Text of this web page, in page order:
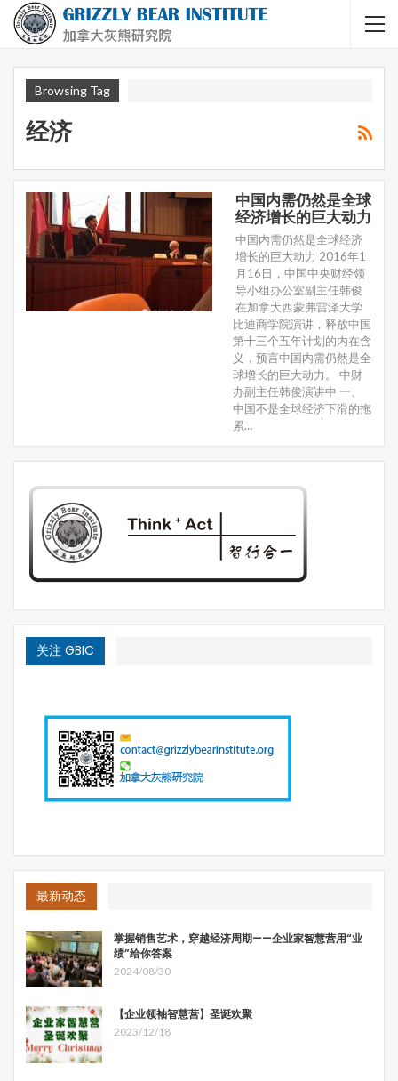
Browsing Tag
经济
中国内需仍然是全球
经济增长的巨大动力
中国内需仍然是全球经济
增长的巨大动力 2016年1
月16日，中国中央财经领
导小组办公室副主任韩俊
在加拿大西蒙弗雷泽大学
比迪商学院演讲，释放中国
第十三个五年计划的内在含
义，预言中国内需仍然是全
球增长的巨大动力。 中财
办副主任韩俊演讲中 一、
中国不是全球经济下滑的拖
累…
关注 GBIC
最新动态
掌握销售艺术，穿越经济周期——企业家智慧营用“业
绩”给你答案
2024/08/30
【企业领袖智慧营】圣诞欢聚
2023/12/18